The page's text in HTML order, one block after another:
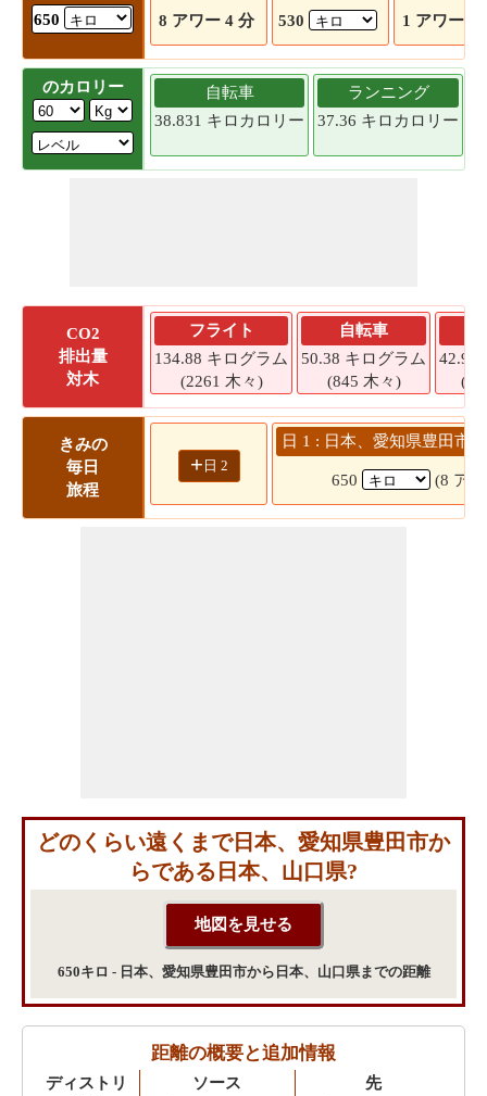
650
8 アワー 4 分 530 1 アワー 9
のカロリー
自転車
38.831 キロカロリー
ランニング
37.36 キロカロリー
CO2
排出量
対木
フライト
134.88 キログラム
(2261 木々)
自転車
50.38 キログラム
(845 木々)
42.9
きみの
毎日
旅程
+ 日 2
日 1 : 日本、愛知県豊田市
650 (8 ア
どのくらい遠くまで日本、愛知県豊田市か
らである日本、山口県?
650キロ - 日本、愛知県豊田市から日本、山口県までの距離
距離の概要と追加情報
ディストリ
ソース
先